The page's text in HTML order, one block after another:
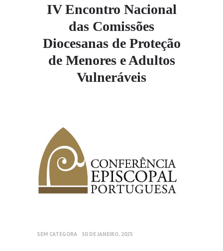
IV Encontro Nacional
das Comissões
Diocesanas de Proteção
de Menores e Adultos
Vulneráveis
SEM CATEGORA 30 DE JANEIRO, 2025